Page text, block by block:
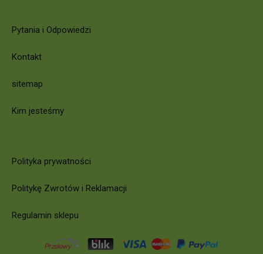
Pytania i Odpowiedzi
Kontakt
sitemap
Kim jesteśmy
Polityka prywatności
Politykę Zwrotów i Reklamacji
Regulamin sklepu